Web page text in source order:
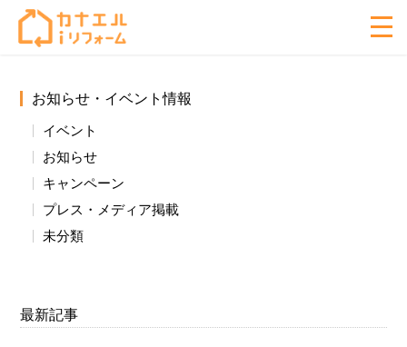
お知らせ・イベント情報
イベント
お知らせ
キャンペーン
プレス・メディア掲載
未分類
最新記事